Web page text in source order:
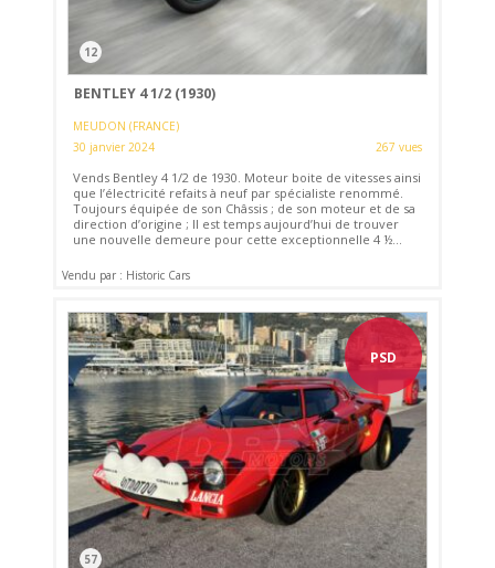
12
BENTLEY 4 1/2 (1930)
MEUDON (FRANCE)
30 janvier 2024
267 vues
Vends Bentley 4 1/2 de 1930. Moteur boite de vitesses ainsi
que l’électricité refaits à neuf par spécialiste renommé.
Toujours équipée de son Châssis ; de son moteur et de sa
direction d’origine ; Il est temps aujourd’hui de trouver
une nouvelle demeure pour cette exceptionnelle 4 ½...
Vendu par : Historic Cars
PSD
57